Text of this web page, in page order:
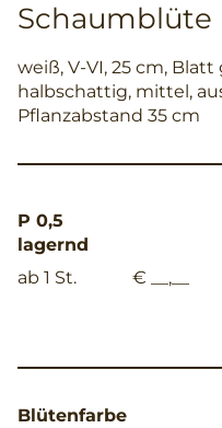
Schaumblüte
weiß, V-VI, 25 cm,
halbschattig, mittel,
Pflanzabstand 35 cm
P 0,5
lagernd
ab 1 St.
€ __,__
Blütenfarbe